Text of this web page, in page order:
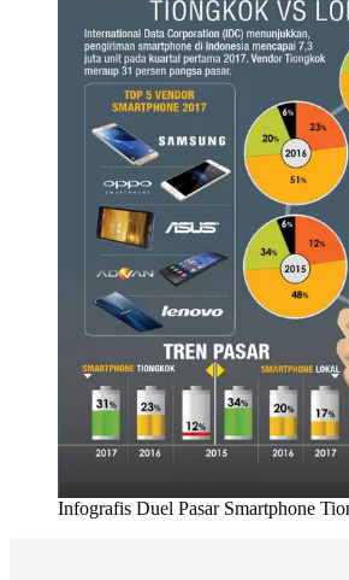
Infografis Duel Pasar Smartphone